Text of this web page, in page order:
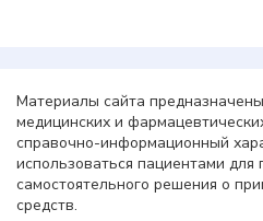
Материалы сайта
медицинских и
справочно-информационный
использоваться пациентами для
самостоятельного решения о
средств.